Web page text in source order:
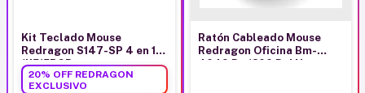
Kit Teclado Mouse
Redragon S147-SP 4 en 1
(K515RGB+
M724+H211+P016)
20% OFF REDRAGON
EXCLUSIVO
Ratón Cableado Mouse
Redragon Oficina Bm-
4049 De 1200 Dpi Negro